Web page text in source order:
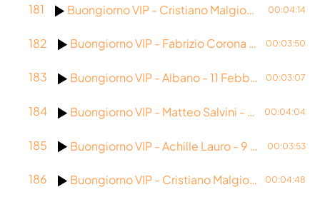
181 Buongiorno VIP - Cristiano Malgioglio - 13 Febbraio 2026 00:04:14
182 Buongiorno VIP - Fabrizio Corona - 12 Febbraio 2026 00:03:50
183 Buongiorno VIP - Albano - 11 Febbraio 2026 00:03:07
184 Buongiorno VIP - Matteo Salvini - 10 Febbraio 2026 00:04:04
185 Buongiorno VIP - Achille Lauro - 9 Febbraio 2026 00:03:53
186 Buongiorno VIP - Cristiano Malgioglio - 6 Febbraio 2026 00:04:48